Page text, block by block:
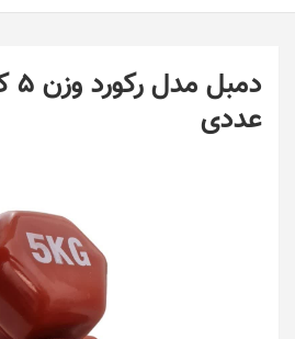
عددی